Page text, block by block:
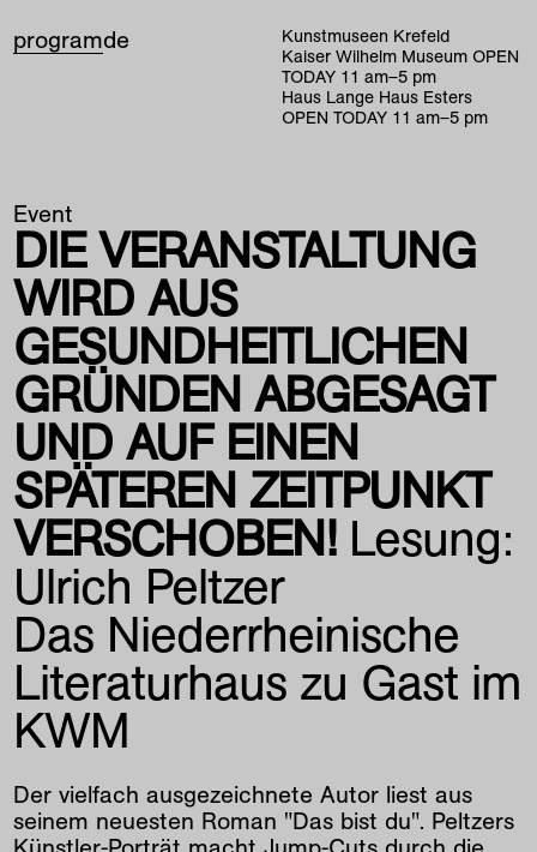
programde
Kunstmuseen Krefeld
Kaiser Wilhelm Museum OPEN
TODAY 11 am–5 pm
Haus Lange Haus Esters
OPEN TODAY 11 am–5 pm
Event
DIE VERANSTALTUNG
WIRD AUS
GESUNDHEITLICHEN
GRÜNDEN ABGESAGT
UND AUF EINEN
SPÄTEREN ZEITPUNKT
VERSCHOBEN!Lesung:
Ulrich Peltzer
Das Niederrheinische
Literaturhaus zu Gast im
KWM
Der vielfach ausgezeichnete Autor liest aus
seinem neuesten Roman "Das bist du". Peltzers